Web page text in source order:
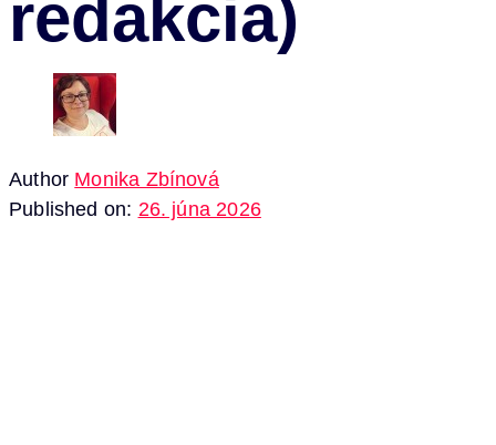
redakcia)
Author Monika Zbínová
Published on: 26. júna 2026